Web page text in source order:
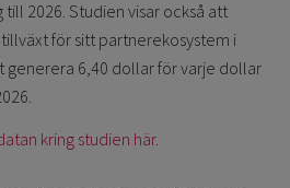
2026. Studien visar också att
för sitt partnerekosystem i
generera 6,40 dollar för varje dollar
kring studien här.